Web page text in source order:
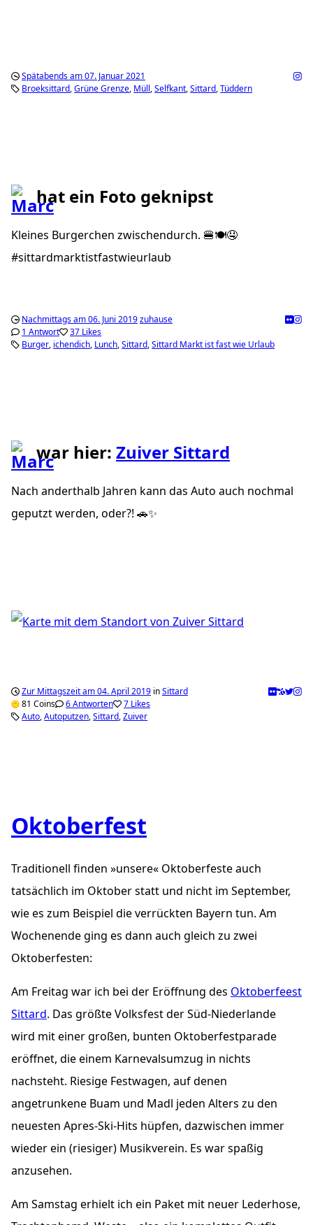
Spätabends am 07. Januar 2021
Broeksittard Grüne Grenze Müll Selfkant Sittard Tüddern
hat ein Foto geknipst
Kleines Burgerchen zwischendurch. 🍔🍽🤤
#sittardmarktistfastwieurlaub
Nachmittags am 06. Juni 2019zuhause
1 Antwort
37 Likes
Burger ichendich Lunch Sittard Sittard Markt ist fast wie Urlaub
war hier: Zuiver Sittard
Nach anderthalb Jahren kann das Auto auch nochmal
geputzt werden, oder?! 🚗✨
Zur Mittagszeit am 04. April 2019 inSittard
81 Coins
6 Antworten
7 Likes
Auto Autoputzen Sittard Zuiver
Oktoberfest
Traditionell finden »unsere« Oktoberfeste auch
tatsächlich im Oktober statt und nicht im September,
wie es zum Beispiel die verrückten Bayern tun. Am
Wochenende ging es dann auch gleich zu zwei
Oktoberfesten:
Am Freitag war ich bei der Eröffnung des Oktoberfeest
Sittard. Das größte Volksfest der Süd-Niederlande
wird mit einer großen, bunten Oktoberfestparade
eröffnet, die einem Karnevalsumzug in nichts
nachsteht. Riesige Festwagen, auf denen
angetrunkene Buam und Madl jeden Alters zu den
neuesten Apres-Ski-Hits hüpfen, dazwischen immer
wieder ein (riesiger) Musikverein. Es war spaßig
anzusehen.
Am Samstag erhielt ich ein Paket mit neuer Lederhose,